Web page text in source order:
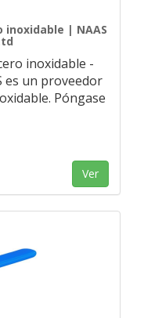
inoxidable | NAAS
inoxidable -
es un proveedor
Póngase
Ver